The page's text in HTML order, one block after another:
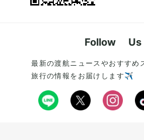
Follow Us
最新の渡航ニュースやおすすめ
旅行の情報をお届けします✈️